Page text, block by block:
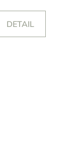
5,0
z
DETAIL